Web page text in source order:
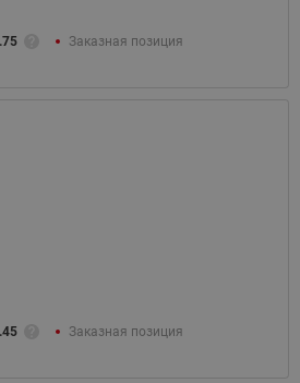
Заказная позиция
Заказная позиция